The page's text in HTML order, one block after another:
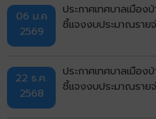
06 ม.ค
2569
ประกาศเทศบาลเมือง
ชี้แจงงบประมาณราย
22 ธ.ค.
2568
ประกาศเทศบาลเมือง
ชี้แจงงบประมาณราย